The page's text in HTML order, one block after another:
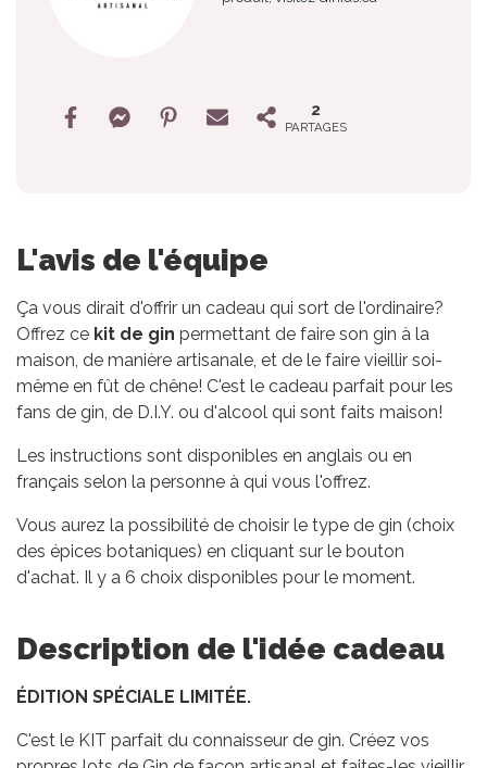
2
PARTAGES
L'avis de l'équipe
Ça vous dirait d'offrir un cadeau qui sort de l'ordinaire?
Offrez ce kit de gin permettant de faire son gin à la
maison, de manière artisanale, et de le faire vieillir soi-
même en fût de chêne! C'est le cadeau parfait pour les
fans de gin, de D.I.Y. ou d'alcool qui sont faits maison!
Les instructions sont disponibles en anglais ou en
français selon la personne à qui vous l'offrez.
Vous aurez la possibilité de choisir le type de gin (choix
des épices botaniques) en cliquant sur le bouton
d'achat. Il y a 6 choix disponibles pour le moment.
Description de l'idée cadeau
ÉDITION SPÉCIALE LIMITÉE.
C'est le KIT parfait du connaisseur de gin. Créez vos